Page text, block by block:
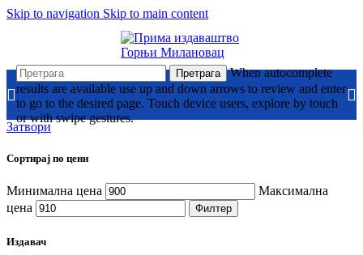
Skip to navigation Skip to main content
Претрага
When autocomplete
results are available use up and down arrows to review and enter
to go to the desired page. Touch device users, explore by touch
or with swipe gestures.
Затвори
Сортирај по цени
Минимална цена
Максимална
цена
Филтер
Издавач